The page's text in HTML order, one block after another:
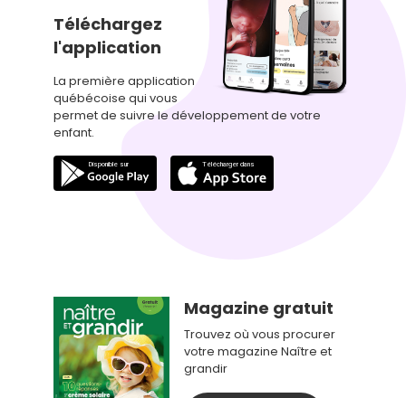
Téléchargez
l'application
La première application
québécoise qui vous
permet de suivre le développement de votre
enfant.
Magazine gratuit
Trouvez où vous procurer
votre magazine Naître et
grandir